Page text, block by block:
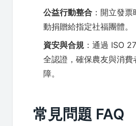
公益行動整合 ：開立發
動捐贈給指定社福團體。
資安與合規 ：通過 ISO
全認證，確保農友與消費
障。
常見問題 FAQ